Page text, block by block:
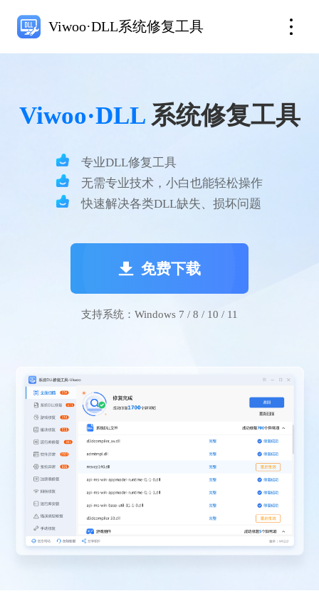
Viwoo·DLL系统修复工具
Viwoo·DLL系统修复工具
专业DLL修复工具
无需专业技术，小白也能轻松操作
快速解决各类DLL缺失、损坏问题
免费下载
支持系统：Windows 7 / 8 / 10 / 11